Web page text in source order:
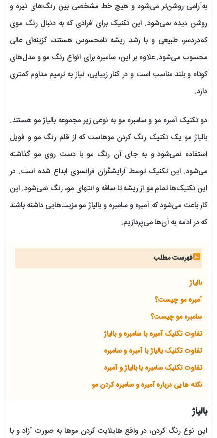
به‌آرامی روشن‌تر می‌شود و هیچ خط مشخصی بین رنگ‌های تیره و
روشن دیده نمی‌شود. این تکنیک برای افرادی که به دنبال رنگ موی
کم‌دردسر، طبیعی و با رشد ریشه نامحسوس هستند، گزینه‌ای عالی
محسوب می‌شود. علاوه بر این، سامبره برای انواع رنگ مو و مدل‌های
کوتاه و بلند مناسب است و در کنار زیبایی، نیاز به ترمیم مداوم کمتری
دارد.
دو تکنیک آمبره مو و سامبره مو به نوعی زیر مجموعه بالیاژ مو هستند.
بالیاژ مو یک تکنیک رنگ کردن موهاست که از قلم رنگ مو و فویل
استفاده نمی‌شود و به جای آن رنگ مو با دست روی مو گذاشته
می‌شود. این تکنیک توسط آرایشگران فرانسوی ابداع شده است. در
این تکنیک‌ها تمام مو از ریشه تا ساقه و انتهای مو، رنگ نمی‌شود. این
کار باعث می‌شود که آمبره و سامبره و بالیاژ مو مزیت‌هایی داشته باشند
که در ادامه به آن‌ها می‌پردازیم.
فهرست مطلب
بالیاژ
آمبره مو چیست؟
سامبره مو چیست؟
تفاوت تکنیک آمبره با سامبره و بالیاژ
تفاوت تکنیک بالیاژ با آمبره و سامبره
تفاوت تکنیک سامبره با بالیاژ و آمبره
نکته هایی درباره آمبره و سامبره کردن مو
بالیاژ
این نوع رنگ کردن، در واقع هایلایت کردن موها به صورت آزاد و با